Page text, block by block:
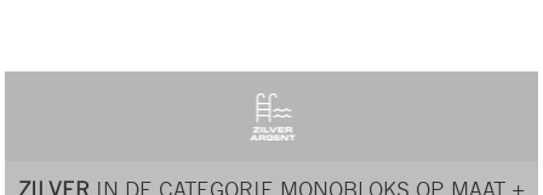
ZILVER IN DE CATEGORIE MONOBLOKS OP MAAT +